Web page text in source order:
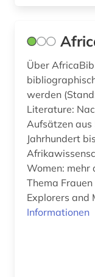
Über
werden (Stand: Juni
Literature:
Aufsätzen
Jahrhundert
Women: mehr
Thema
Explorers and
Informationen